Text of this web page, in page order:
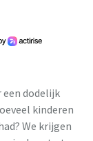
dodelijk
kinderen
We krijgen